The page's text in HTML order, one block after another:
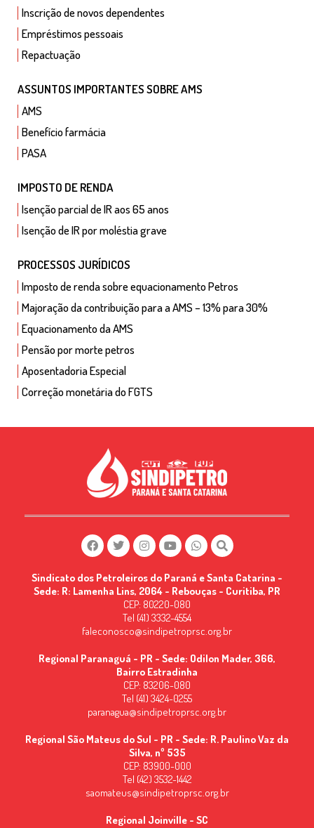
Inscrição de novos dependentes
Empréstimos pessoais
Repactuação
ASSUNTOS IMPORTANTES SOBRE AMS
AMS
Benefício farmácia
PASA
IMPOSTO DE RENDA
Isenção parcial de IR aos 65 anos
Isenção de IR por moléstia grave
PROCESSOS JURÍDICOS
Imposto de renda sobre equacionamento Petros
Majoração da contribuição para a AMS – 13% para 30%
Equacionamento da AMS
Pensão por morte petros
Aposentadoria Especial
Correção monetária do FGTS
Sindicato dos Petroleiros do Paraná e Santa Catarina -
Sede: R: Lamenha Lins, 2064 - Rebouças - Curitiba, PR
CEP: 80220-080
Tel (41) 3332-4554
faleconosco@sindipetroprsc.org.br
Regional Paranaguá - PR - Sede: Odilon Mader, 366,
Bairro Estradinha
CEP: 83206-080
Tel (41) 3424-0255
paranagua@sindipetroprsc.org.br
Regional São Mateus do Sul - PR - Sede: R. Paulino Vaz da
Silva, nº 535
CEP: 83900-000
Tel (42) 3532-1442
saomateus@sindipetroprsc.org.br
Regional Joinville - SC